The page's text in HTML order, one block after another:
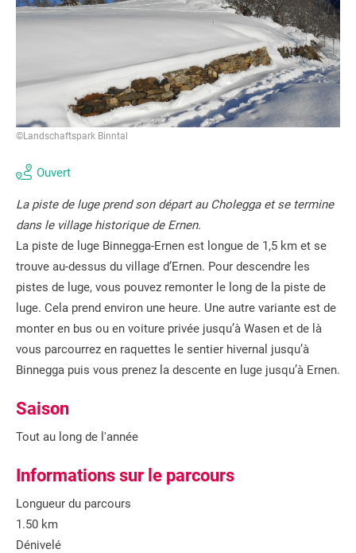
©Landschaftspark Binntal
Ouvert
La piste de luge prend son départ au Cholegga et se termine
dans le village historique de Ernen.
La piste de luge Binnegga-Ernen est longue de 1,5 km et se
trouve au-dessus du village d’Ernen. Pour descendre les
pistes de luge, vous pouvez remonter le long de la piste de
luge. Cela prend environ une heure. Une autre variante est de
monter en bus ou en voiture privée jusqu’à Wasen et de là
vous parcourrez en raquettes le sentier hivernal jusqu’à
Binnegga puis vous prenez la descente en luge jusqu’à Ernen.
Saison
Tout au long de l'année
Informations sur le parcours
Longueur du parcours
1.50 km
Dénivelé